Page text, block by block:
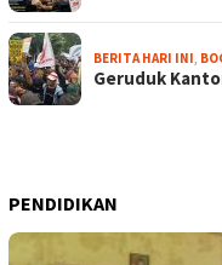
BERITA HARI INI,
Geruduk
PENDIDIKAN